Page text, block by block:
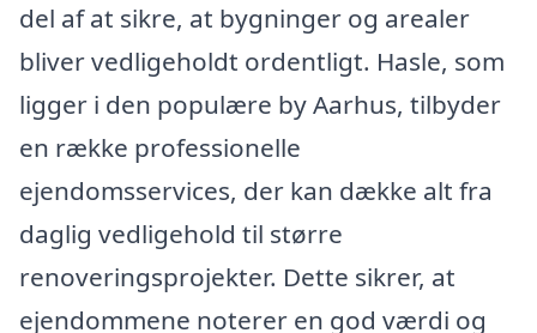
del af at sikre, at bygninger og arealer
bliver vedligeholdt ordentligt. Hasle, som
ligger i den populære by Aarhus, tilbyder
en række professionelle
ejendomsservices, der kan dække alt fra
daglig vedligehold til større
renoveringsprojekter. Dette sikrer, at
ejendommene noterer en god værdi og